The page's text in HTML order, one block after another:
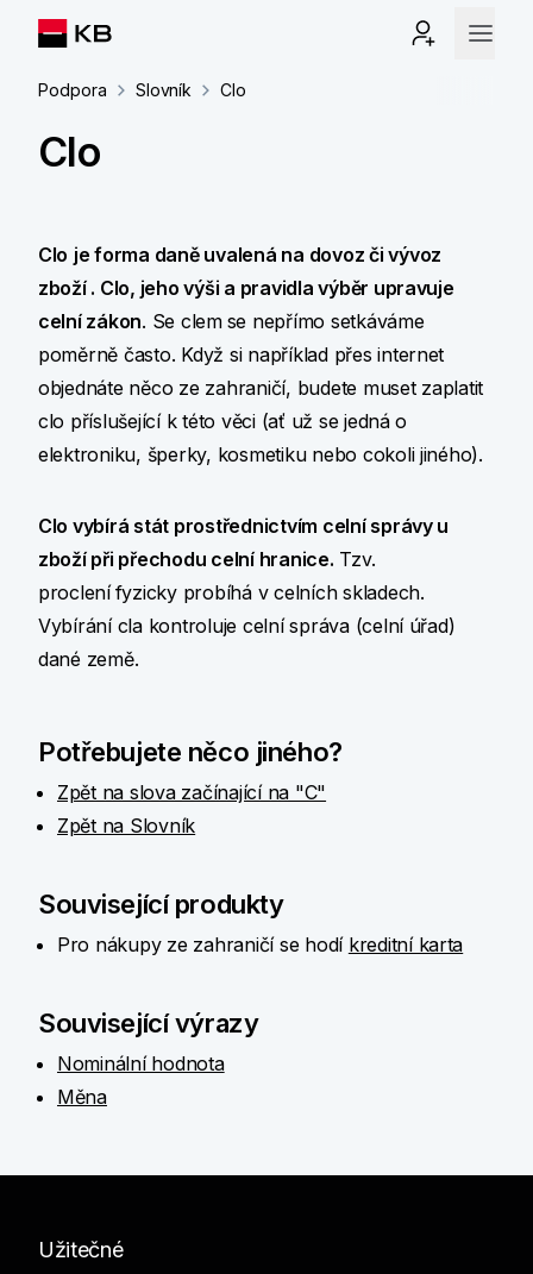
Podpora Slovník Clo
Clo
Clo je forma daně uvalená na dovoz či vývoz
zboží . Clo, jeho výši a pravidla výběr upravuje
celní zákon. Se clem se nepřímo setkáváme
poměrně často. Když si například přes internet
objednáte něco ze zahraničí, budete muset zaplatit
clo příslušející k této věci (ať už se jedná o
elektroniku, šperky, kosmetiku nebo cokoli jiného).
Clo vybírá stát prostřednictvím celní správy u
zboží při přechodu celní hranice. Tzv.
proclení fyzicky probíhá v celních skladech.
Vybírání cla kontroluje celní správa (celní úřad)
dané země.
Potřebujete něco jiného?
Zpět na slova začínající na "C"
Zpět na Slovník
Související produkty
Pro nákupy ze zahraničí se hodí kreditní karta
Související výrazy
Nominální hodnota
Měna
Užitečné